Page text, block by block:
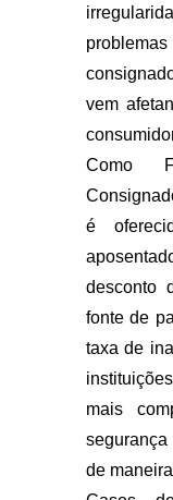
vem
Como
é
desconto
fonte de
taxa de
mais
de